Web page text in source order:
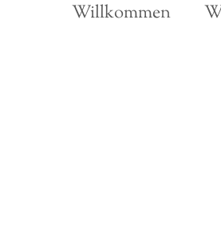
Willkommen